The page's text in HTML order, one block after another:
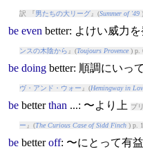
訳 『男たちの大リーグ』(Summer of '49)
be even better: よけい威力を
ンスの木陰から 』(Toujours Provence) p.
be doing better: 順調にいっ
ヴ・アンド・ウォー 』(Hemingway in
be better than ...: 〜より上 プ
ー 』(The Curious Case of Sidd Finch) p.
be better off: 〜にとって有